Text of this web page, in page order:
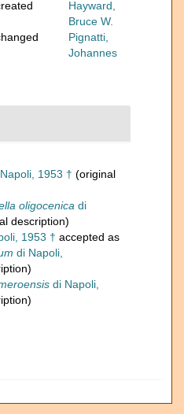
Hayward,
Bruce W.
Pignatti,
Johannes
1953 † (original
oligocenica di
description)
1953 † accepted as
di Napoli,
di Napoli,